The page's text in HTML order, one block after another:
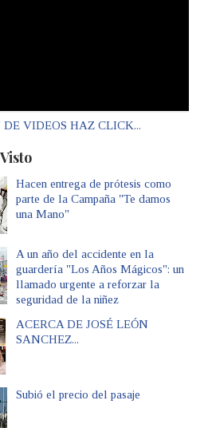
DE VIDEOS HAZ CLICK...
Hacen entrega de prótesis como
parte de la Campaña "Te damos
una Mano"
A un año del accidente en la
guardería "Los Años Mágicos": un
llamado urgente a reforzar la
seguridad de la niñez
ACERCA DE JOSÉ LEÓN
SANCHEZ...
Subió el precio del pasaje